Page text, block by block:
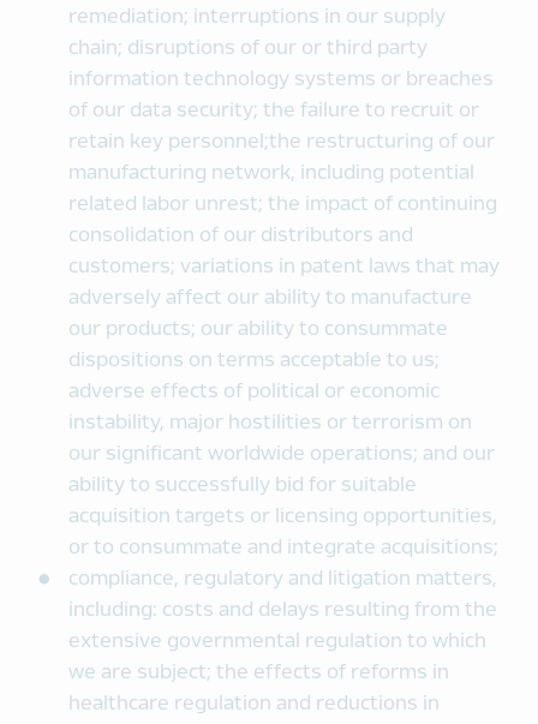
remediation; interruptions in our supply
chain; disruptions of our or third party
information technology systems or breaches
of our data security; the failure to recruit or
retain key personnel;the restructuring of our
manufacturing network, including potential
related labor unrest; the impact of continuing
consolidation of our distributors and
customers; variations in patent laws that may
adversely affect our ability to manufacture
our products; our ability to consummate
dispositions on terms acceptable to us;
adverse effects of political or economic
instability, major hostilities or terrorism on
our significant worldwide operations; and our
ability to successfully bid for suitable
acquisition targets or licensing opportunities,
or to consummate and integrate acquisitions;
compliance, regulatory and litigation matters,
including: costs and delays resulting from the
extensive governmental regulation to which
we are subject; the effects of reforms in
healthcare regulation and reductions in